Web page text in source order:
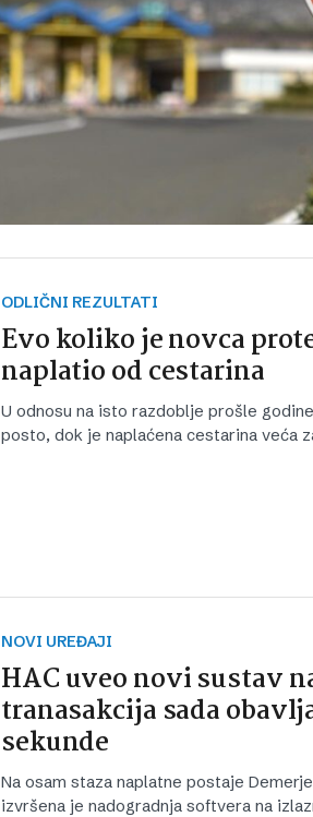
ODLIČNI REZULTATI
Evo koliko je novca
naplatio od cestarina
U odnosu na isto razdoblje prošle
posto, dok je naplaćena cestarina veća
NOVI UREĐAJI
HAC uveo novi sustav
tranasakcija sada
sekunde
Na osam staza naplatne postaje
izvršena je nadogradnja softvera na